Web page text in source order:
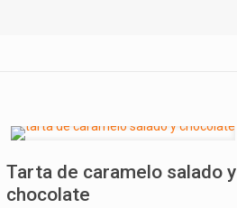
Tarta de caramelo salado y
chocolate